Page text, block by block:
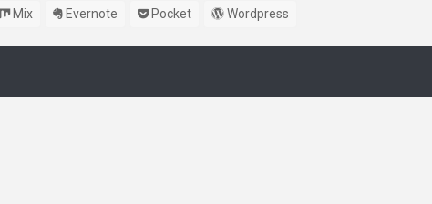
Mix Evernote Pocket Wordpress